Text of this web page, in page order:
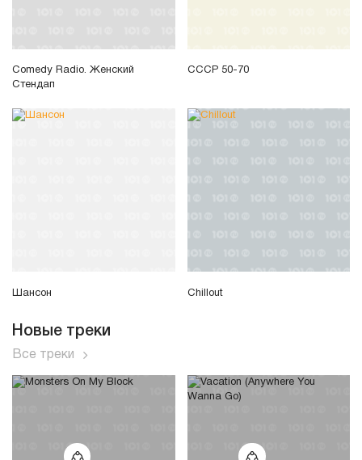
Comedy Radio. Женский
Стендап
СССР 50-70
Шансон Chillout
Новые треки
Все треки